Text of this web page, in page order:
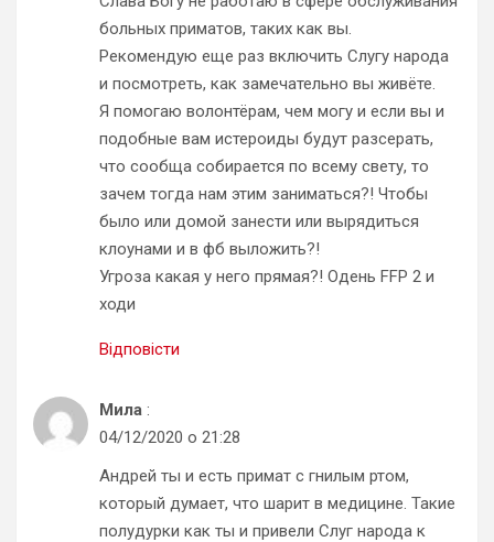
больных приматов, таких как вы.
Рекомендую еще раз включить Слугу народа
и посмотреть, как замечательно вы живёте.
Я помогаю волонтёрам, чем могу и если вы и
подобные вам истероиды будут разсерать,
что сообща собирается по всему свету, то
зачем тогда нам этим заниматься?! Чтобы
было или домой занести или вырядиться
клоунами и в фб выложить?!
Угроза какая у него прямая?! Одень FFP 2 и
ходи
Відповісти
Мила :
04/12/2020 о 21:28
Андрей ты и есть примат с гнилым ртом,
который думает, что шарит в медицине. Такие
полудурки как ты и привели Слуг народа к